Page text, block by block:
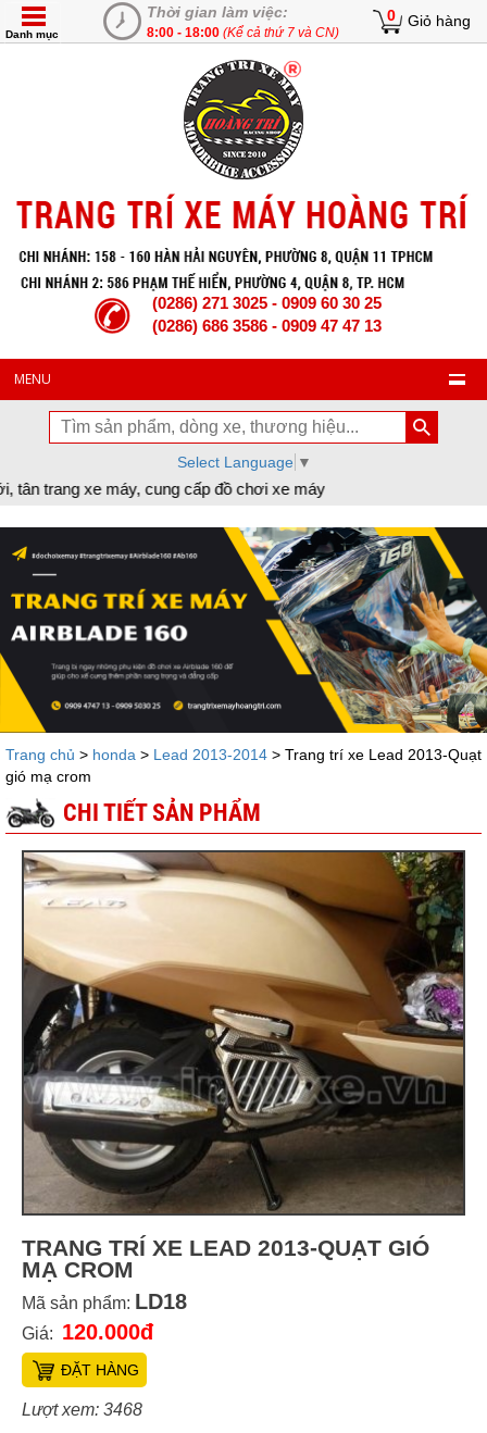
Thời gian làm việc:
8:00 - 18:00 (Kể cả thứ 7 và CN)
0 Giỏ hàng
Danh mục
(0286) 271 3025 - 0909 60 30 25
(0286) 686 3586 - 0909 47 47 13
MENU
Select Language ▼
xe máy, cung cấp đồ chơi xe máy
Trang chủ > honda > Lead 2013-2014 > Trang trí xe Lead 2013-Quạt
gió mạ crom
CHI TIẾT SẢN PHẨM
TRANG TRÍ XE LEAD 2013-QUẠT GIÓ
MẠ CROM
Mã sản phẩm: LD18
Giá: 120.000đ
ĐẶT HÀNG
Lượt xem: 3468